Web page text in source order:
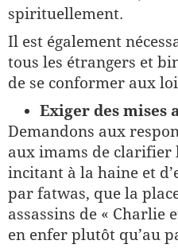
spirituellement.
Il est également
tous les étrangers et
de se conformer aux
Exiger des mises
Demandons aux
aux imams de clarifier
incitant à la haine et
par fatwas, que la
assassins de « Charlie
en enfer plutôt qu’au